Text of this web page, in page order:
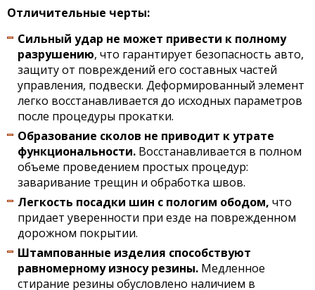
Отличительные черты:
Сильный удар не может привести к полному
разрушению, что гарантирует безопасность авто,
защиту от повреждений его составных частей
управления, подвески. Деформированный элемент
легко восстанавливается до исходных параметров
после процедуры прокатки.
Образование сколов не приводит к утрате
функциональности. Восстанавливается в полном
объеме проведением простых процедур:
заваривание трещин и обработка швов.
Легкость посадки шин с пологим ободом, что
придает уверенности при езде на поврежденном
дорожном покрытии.
Штампованные изделия способствуют
равномерному износу резины. Медленное
стирание резины обусловлено наличием в